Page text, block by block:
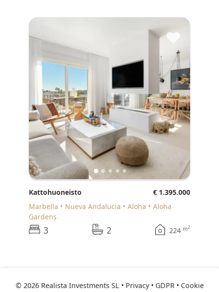
♥
Kattohuoneisto
€ 1.395.000
Marbella
Nueva Andalucia Aloha
Aloha
Gardens
3 2 224 m2
© 2026 Realista Investments SL • Privacy • GDPR• Cookie